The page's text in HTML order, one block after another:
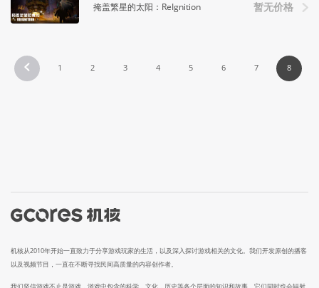
掩盖繁星的太阳：ReIgnition 暂无价格
1 2 3 4 5 6 7 8
机核从2010年开始一直致力于分享游戏玩家的生活，以及深入探讨游戏相关的文化。我们开发原创的播客
以及视频节目，一直在不断寻找民间高质量的内容创作者。
我们坚信游戏不止是游戏，游戏中包含的科学，文化，历史等各个层面的知识和故事，它们同时也会辐射